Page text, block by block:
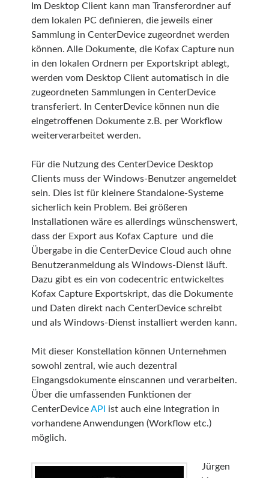
Im Desktop Client kann man Transferordner auf
dem lokalen PC definieren, die jeweils einer
Sammlung in CenterDevice zugeordnet werden
können. Alle Dokumente, die Kofax Capture nun
in den lokalen Ordnern per Exportskript ablegt,
werden vom Desktop Client automatisch in die
zugeordneten Sammlungen in CenterDevice
transferiert. In CenterDevice können nun die
eingetroffenen Dokumente z.B. per Workflow
weiterverarbeitet werden.
Für die Nutzung des CenterDevice Desktop
Clients muss der Windows-Benutzer angemeldet
sein. Dies ist für kleinere Standalone-Systeme
sicherlich kein Problem. Bei größeren
Installationen wäre es allerdings wünschenswert,
dass der Export aus Kofax Capture und die
Übergabe in die CenterDevice Cloud auch ohne
Benutzeranmeldung als Windows-Dienst läuft.
Dazu gibt es ein von codecentric entwickeltes
Kofax Capture Exportskript, das die Dokumente
und Daten direkt nach CenterDevice schreibt
und als Windows-Dienst installiert werden kann.
Mit dieser Konstellation können Unternehmen
sowohl zentral, wie auch dezentral
Eingangsdokumente einscannen und verarbeiten.
Über die umfassenden Funktionen der
CenterDeviceAPI ist auch eine Integration in
vorhandene Anwendungen (Workflow etc.)
möglich.
Jürgen